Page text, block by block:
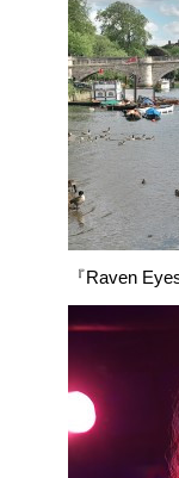
『Raven